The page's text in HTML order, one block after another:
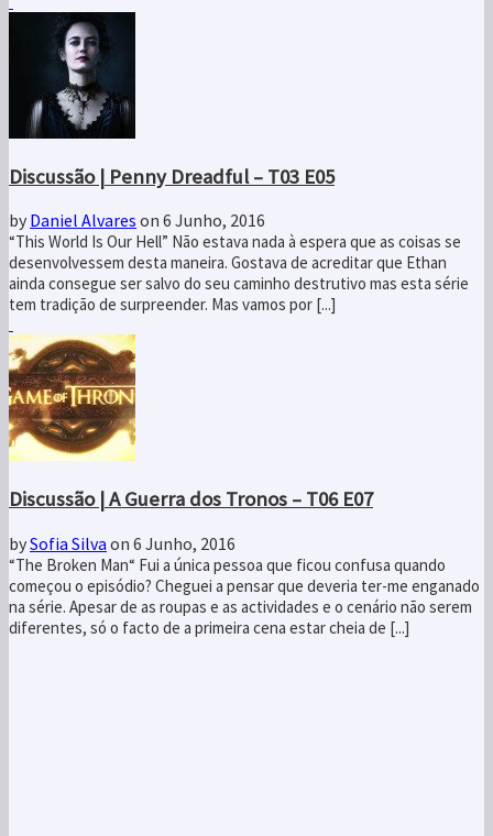
Discussão | Penny Dreadful – T03 E05
by Daniel Alvares on 6 Junho, 2016
“This World Is Our Hell” Não estava nada à espera que as coisas se
desenvolvessem desta maneira. Gostava de acreditar que Ethan
ainda consegue ser salvo do seu caminho destrutivo mas esta série
tem tradição de surpreender. Mas vamos por [...]
Discussão | A Guerra dos Tronos – T06 E07
bySofia Silva on 6 Junho, 2016
“The Broken Man“ Fui a única pessoa que ficou confusa quando
começou o episódio? Cheguei a pensar que deveria ter-me enganado
na série. Apesar de as roupas e as actividades e o cenário não serem
diferentes, só o facto de a primeira cena estar cheia de [...]